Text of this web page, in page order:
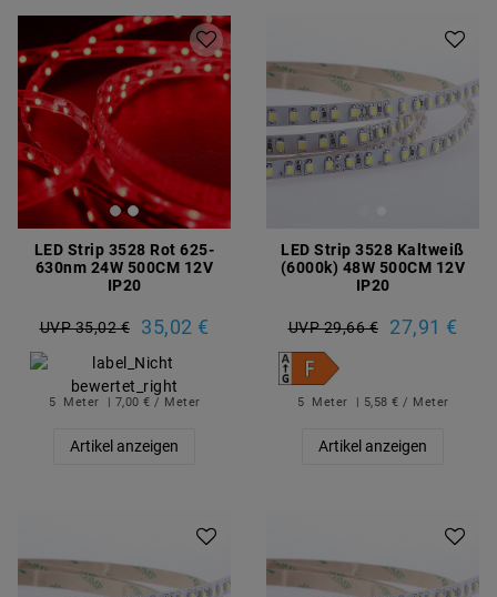
LED Strip 3528 Rot 625-
630nm 24W 500CM 12V
IP20
UVP 35,02 € 35,02 €
5 Meter | 7,00 € / Meter
Artikel anzeigen
LED Strip 3528 Kaltweiß
(6000k) 48W 500CM 12V
IP20
UVP 29,66 € 27,91 €
5 Meter | 5,58 € / Meter
Artikel anzeigen